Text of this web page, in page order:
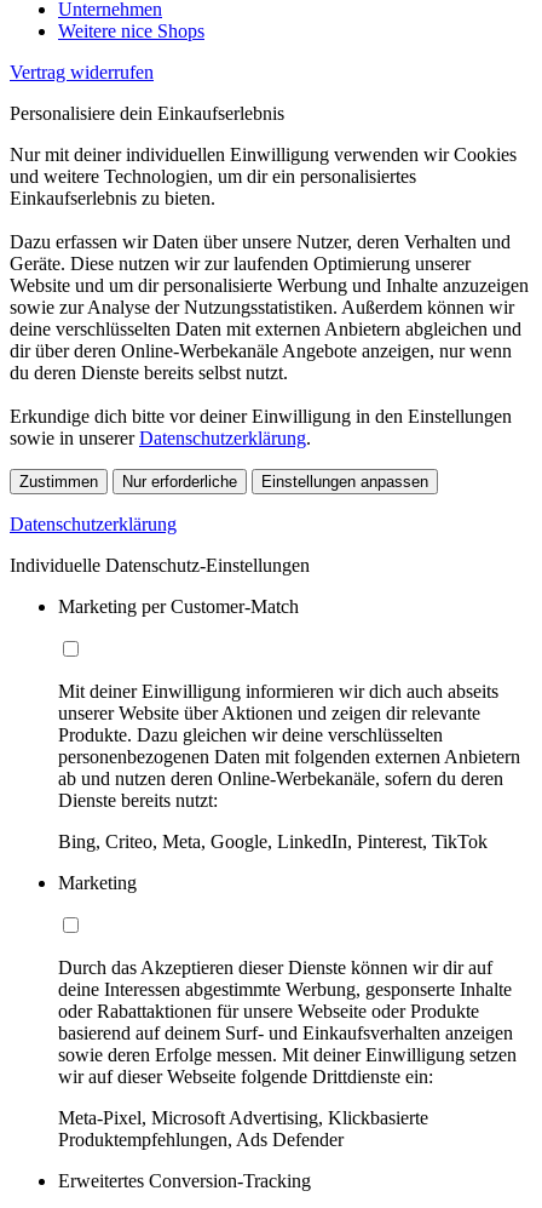
Unternehmen
Weitere nice Shops
Vertrag widerrufen
Personalisiere dein Einkaufserlebnis
Nur mit deiner individuellen Einwilligung verwenden wir Cookies
und weitere Technologien, um dir ein personalisiertes
Einkaufserlebnis zu bieten.
Dazu erfassen wir Daten über unsere Nutzer, deren Verhalten und
Geräte. Diese nutzen wir zur laufenden Optimierung unserer
Website und um dir personalisierte Werbung und Inhalte anzuzeigen
sowie zur Analyse der Nutzungsstatistiken. Außerdem können wir
deine verschlüsselten Daten mit externen Anbietern abgleichen und
dir über deren Online-Werbekanäle Angebote anzeigen, nur wenn
du deren Dienste bereits selbst nutzt.
Erkundige dich bitte vor deiner Einwilligung in den Einstellungen
sowie in unsererDatenschutzerklärung.
Zustimmen Nur erforderliche Einstellungen anpassen
Datenschutzerklärung
Individuelle Datenschutz-Einstellungen
Marketing per Customer-Match
Mit deiner Einwilligung informieren wir dich auch abseits
unserer Website über Aktionen und zeigen dir relevante
Produkte. Dazu gleichen wir deine verschlüsselten
personenbezogenen Daten mit folgenden externen Anbietern
ab und nutzen deren Online-Werbekanäle, sofern du deren
Dienste bereits nutzt:
Bing, Criteo, Meta, Google, LinkedIn, Pinterest, TikTok
Marketing
Durch das Akzeptieren dieser Dienste können wir dir auf
deine Interessen abgestimmte Werbung, gesponserte Inhalte
oder Rabattaktionen für unsere Webseite oder Produkte
basierend auf deinem Surf- und Einkaufsverhalten anzeigen
sowie deren Erfolge messen. Mit deiner Einwilligung setzen
wir auf dieser Webseite folgende Drittdienste ein:
Meta-Pixel, Microsoft Advertising, Klickbasierte
Produktempfehlungen, Ads Defender
Erweitertes Conversion-Tracking